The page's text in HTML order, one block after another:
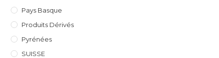
Pays Basque
Produits Dérivés
Pyrénées
SUISSE